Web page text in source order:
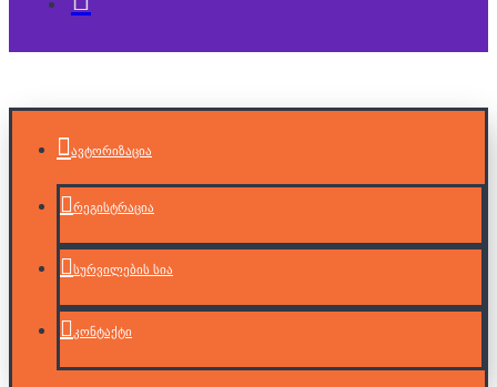
ავტორიზაცია
რეგისტრაცია
სურვილების სია
კონტაქტი